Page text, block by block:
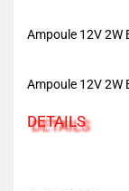
Ampoule 12V 2W
Ampoule 12V 2W
DETAILS